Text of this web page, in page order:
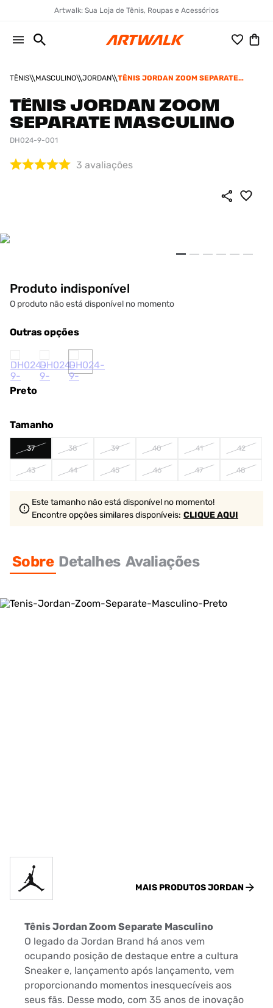
Artwalk: Sua Loja de Tênis, Roupas e Acessórios
TÊNIS MASCULINO JORDAN
TÊNIS JORDAN ZOOM SEPARATE
TÊNIS JORDAN ZOOM
SEPARATE MASCULINO
DH024-9-001
3 avaliações
Produto indisponível
O produto não está disponível no momento
Outras opções
Preto
Tamanho
37 38 39 40 41 42
43 44 45 46 47 48
Este tamanho não está disponível no momento!
Encontre opções similaresdisponíveis: CLIQUE AQUI
Sobre Detalhes Avaliações
MAIS PRODUTOSJORDAN
Tênis Jordan Zoom Separate Masculino
O legado da Jordan Brand há anos vem
ocupando posição de destaque entre a cultura
Sneaker e, lançamento após lançamento, vem
proporcionando momentos inesquecíveis aos
seus fãs. Desse modo, com 35 anos de inovação